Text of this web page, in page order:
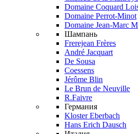
Domaine Coquard
Domaine Perrot-Minot
Domaine Jean-Marc
Шампань
Frerejean Frères
André Jacquart
De Sousa
Coessens
Jérôme Blin
Le Brun de Neuville
R.Faivre
Германия
Kloster Eberbach
Hans Erich Dausch